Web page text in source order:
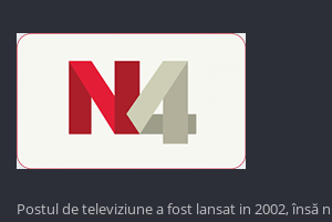
Postul de televiziune a fost lansat in 2002, însă